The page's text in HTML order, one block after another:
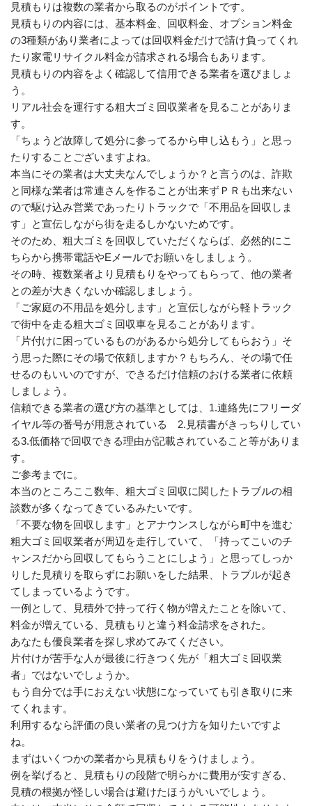
見積もりは複数の業者から取るのがポイントです。
見積もりの内容には、基本料金、回収料金、オプション料金
の3種類があり業者によっては回収料金だけで請け負ってくれ
たり家電リサイクル料金が請求される場合もあります。
見積もりの内容をよく確認して信用できる業者を選びましょ
う。
リアル社会を運行する粗大ゴミ回収業者を見ることがありま
す。
「ちょうど故障して処分に参ってるから申し込もう」と思っ
たりすることございますよね。
本当にその業者は大丈夫なんでしょうか？と言うのは、詐欺
と同様な業者は常連さんを作ることが出来ずＰＲも出来ない
ので駆け込み営業であったりトラックで「不用品を回収しま
す」と宣伝しながら街を走るしかないためです。
そのため、粗大ゴミを回収していただくならば、必然的にこ
ちらから携帯電話やEメールでお願いをしましょう。
その時、複数業者より見積もりをやってもらって、他の業者
との差が大きくないか確認しましょう。
「ご家庭の不用品を処分します」と宣伝しながら軽トラック
で街中を走る粗大ゴミ回収車を見ることがあります。
「片付けに困っているものがあるから処分してもらおう」そ
う思った際にその場で依頼しますか？もちろん、その場で任
せるのもいいのですが、できるだけ信頼のおける業者に依頼
しましょう。
信頼できる業者の選び方の基準としては、1.連絡先にフリーダ
イヤル等の番号が用意されている 2.見積書がきっちりしてい
る3.低価格で回収できる理由が記載されていること等がありま
す。
ご参考までに。
本当のところここ数年、粗大ゴミ回収に関したトラブルの相
談数が多くなってきているみたいです。
「不要な物を回収します」とアナウンスしながら町中を進む
粗大ゴミ回収業者が周辺を走行していて、「持ってこいのチ
ャンスだから回収してもらうことにしよう」と思ってしっか
りした見積りを取らずにお願いをした結果、トラブルが起き
てしまっているようです。
一例として、見積外で持って行く物が増えたことを除いて、
料金が増えている、見積もりと違う料金請求をされた。
あなたも優良業者を探し求めてみてください。
片付けが苦手な人が最後に行きつく先が「粗大ゴミ回収業
者」ではないでしょうか。
もう自分では手におえない状態になっていても引き取りに来
てくれます。
利用するなら評価の良い業者の見つけ方を知りたいですよ
ね。
まずはいくつかの業者から見積もりをうけましょう。
例を挙げると、見積もりの段階で明らかに費用が安すぎる、
見積の根拠が怪しい場合は避けたほうがいいでしょう。